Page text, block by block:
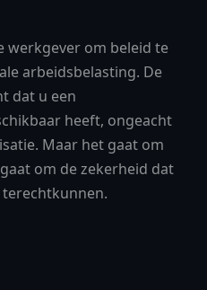
werkgever om beleid te
arbeidsbelasting. De
dat u een
heeft, ongeacht
Maar het gaat om
om de zekerheid dat